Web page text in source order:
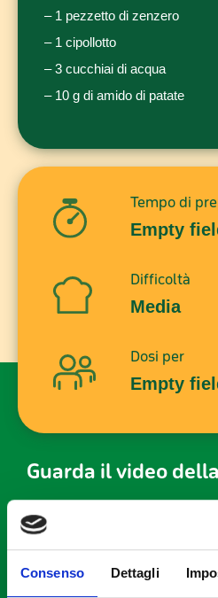
Consenso Dettagli
– 1 pezzetto di zenzero
– 1 cipollotto
– 3 cucchiai di acqua
– 10 g di amido di patate
Tempo di
Empty
Difficoltà
Media
Dosi per
Empty
STEP 1
Tagliate il petto di pollo a
ingredienti della marinata e
Guarda il video